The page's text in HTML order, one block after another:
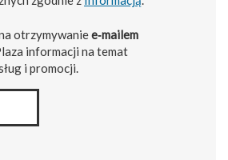
otrzymywaniee‑mailem
informacji na temat
i promocji.